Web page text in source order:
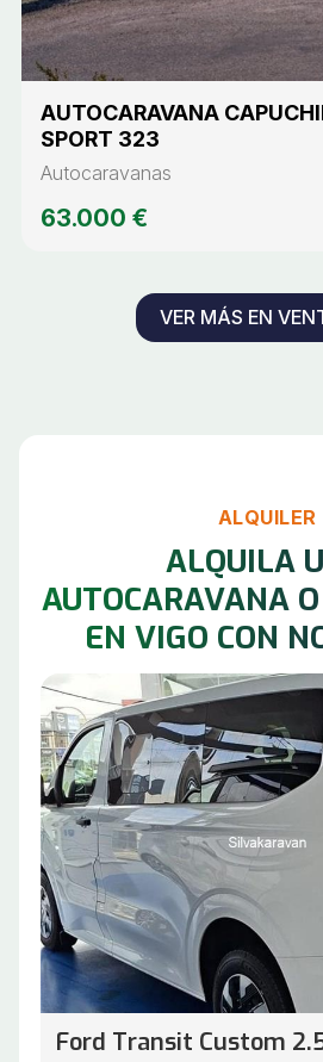
AUTOCARAVANA
SPORT 323
Autocaravanas
63.000 €
VER MÁS EN
ALQUILER
ALQUILA
AUTOCARAVANA
EN VIGO CON
Ford Transit Custom